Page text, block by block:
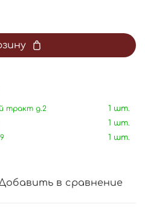
в сравнение
тракт д.2
1 шт.
1 шт.
1 шт.